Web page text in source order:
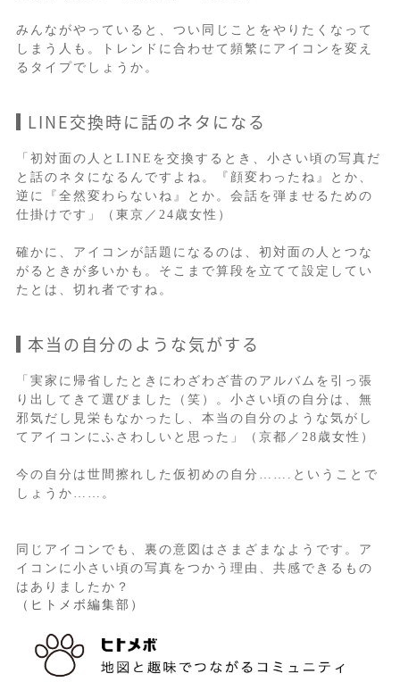
みんながやっていると、つい同じことをやりたくなって
しまう人も。トレンドに合わせて頻繁にアイコンを変え
るタイプでしょうか。
LINE交換時に話のネタになる
「初対面の人とLINEを交換するとき、小さい頃の写真だ
と話のネタになるんですよね。『顔変わったね』とか、
逆に『全然変わらないね』とか。会話を弾ませるための
仕掛けです」（東京／24歳女性）
確かに、アイコンが話題になるのは、初対面の人とつな
がるときが多いかも。そこまで算段を立てて設定してい
たとは、切れ者ですね。
本当の自分のような気がする
「実家に帰省したときにわざわざ昔のアルバムを引っ張
り出してきて選びました（笑）。小さい頃の自分は、無
邪気だし見栄もなかったし、本当の自分のような気がし
てアイコンにふさわしいと思った」（京都／28歳女性）
今の自分は世間擦れした仮初めの自分…….ということで
しょうか……。
同じアイコンでも、裏の意図はさまざまなようです。ア
イコンに小さい頃の写真をつかう理由、共感できるもの
はありましたか？
（ヒトメボ編集部）